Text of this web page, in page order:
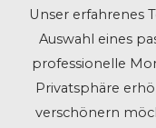
Unser erfahrenes
Auswahl eines
professionelle
Privatsphäre
verschönern